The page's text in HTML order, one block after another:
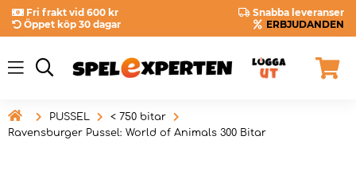
Fri frakt vid 600 kr
Snabba leveranser
Öppet köp 30 dagar
ERBJUDANDEN
 PUSSEL
< 750 bitar
Ravensburger Pussel: World of Animals 300 Bitar